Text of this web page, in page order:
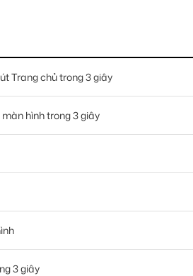
Trang chủ trong 3 giây
hình trong 3 giây
3 giây